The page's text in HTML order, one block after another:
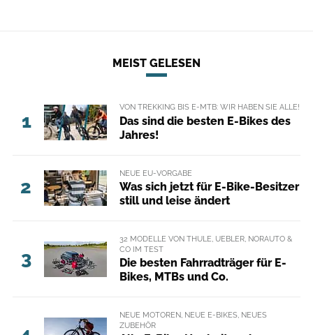
MEIST GELESEN
1
VON TREKKING BIS E-MTB: WIR HABEN SIE ALLE!
Das sind die besten E-Bikes des
Jahres!
2
NEUE EU-VORGABE
Was sich jetzt für E-Bike-Besitzer
still und leise ändert
3
32 MODELLE VON THULE, UEBLER, NORAUTO &
CO IM TEST
Die besten Fahrradträger für E-
Bikes, MTBs und Co.
NEUE MOTOREN, NEUE E-BIKES, NEUES
ZUBEHÖR